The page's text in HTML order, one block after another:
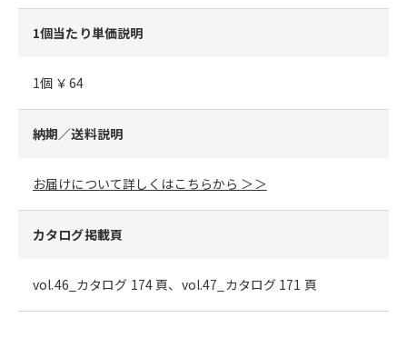
1個当たり単価説明
1個 ￥64
納期／送料説明
お届けについて詳しくはこちらから ＞＞
カタログ掲載頁
vol.46_カタログ 174 頁、vol.47_カタログ 171 頁